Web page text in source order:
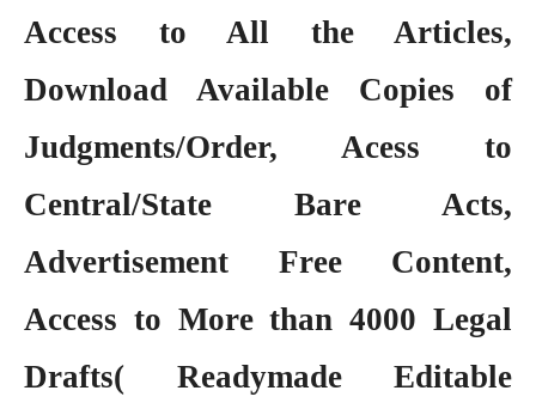
Access to All the Articles,
Download Available Copies of
Judgments/Order, Acess to
Central/State Bare Acts,
Advertisement Free Content,
Access to More than 4000 Legal
Drafts( Readymade Editable